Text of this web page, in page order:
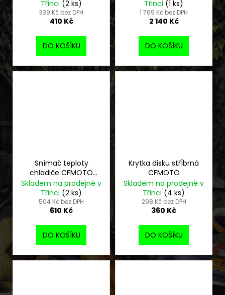
Třinci (2 ks)
339 Kč bez DPH
410 Kč
DO KOŠÍKU
Třinci (1 ks)
1 769 Kč bez DPH
2 140 Kč
DO KOŠÍKU
Snímač teploty
chladiče CFMOTO
Gladiator
Skladem na prodejně v
Třinci (2 ks)
504 Kč bez DPH
610 Kč
DO KOŠÍKU
Krytka disku střÍbrná
CFMOTO
Skladem na prodejně v
Třinci (4 ks)
298 Kč bez DPH
360 Kč
DO KOŠÍKU